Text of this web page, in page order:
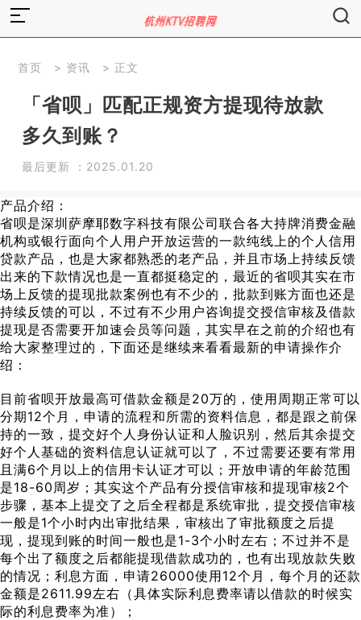
首页 > 资讯 > 正文
「省呗」匹配正规资方提现待放款
多久到账？
最后更新 ：2025.01.20
产品介绍：
省呗是深圳萨摩耶数字科技有限公司联合各大持牌消费金融
机构或银行面向个人用户开放运营的一款纯线上的个人信用
贷款产品，也是大家都熟悉的老产品，并且市场上持续反馈
出来的下款情况也是一直都挺稳定的，最近的省呗其实在市
场上反馈的提现批款案例也有不少的，批款到账方面也还是
持续反馈的可以，不过有不少用户咨询提交授信审核及借款
提现是否需要开加速会员等问题，其实早在之前的介绍也有
给大家整理过的，下面还是继续来看看最新的申请操作介
绍：
目前省呗开放最高可借款金额是20万的，使用周期正常可以
分期12个月，申请的流程和所需的资料信息，都是跟之前保
持的一致，提交好个人身份认证和人脸识别，然后其余提交
好个人基础的资料信息认证就可以了，不过需要还要有常用
且满6个月以上的信用卡认证才可以；开放申请的年龄范围
是18-60周岁；其实这个产品有分授信审核和提现审核2个
步骤，基本上提交了之后全程都是系统审批，提交授信审核
一般是1个小时内出审批结果，审核出了审批额度之后提
现，提现到账的时间一般也是1-3个小时左右；不过并不是
每个出了额度之后都能提现借款成功的，也有出现放款失败
的情况；利息方面，申请26000使用12个月，每个月的还款
金额是2611.99左右（具体实际利息费率请以借款的时候实
际的利息费率为准）；